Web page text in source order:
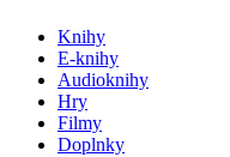
Knihy
E-knihy
Audioknihy
Hry
Filmy
Doplnky